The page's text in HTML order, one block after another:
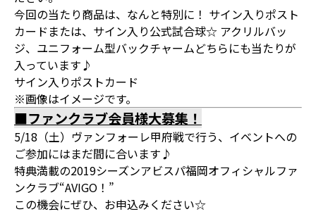
今回の当たり商品は、なんと特別に！ サイン入りポスト
カードまたは、サイン入り公式試合球☆ アクリルバッ
ジ、ユニフォーム型バックチャームどちらにも当たりが
入っています♪
サイン入りポストカード
※画像はイメージです。
■ファンクラブ会員様大募集！
5/18（土）ヴァンフォーレ甲府戦で行う、イベントへの
ご参加にはまだ間に合います♪
特典満載の2019シーズンアビスパ福岡オフィシャルファ
ンクラブ“AVIGO！”
この機会にぜひ、お申込みください☆